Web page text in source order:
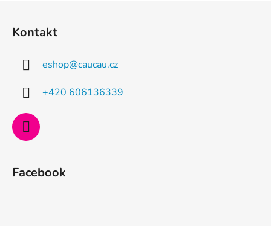
Kontakt
eshop@caucau.cz
+420 606136339
Facebook